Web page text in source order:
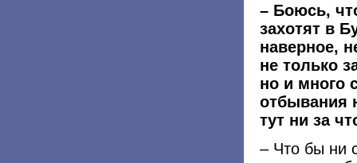
– Боюсь,
захотят в
наверное,
не только
но и много
отбывания
тут ни за
– Что бы ни